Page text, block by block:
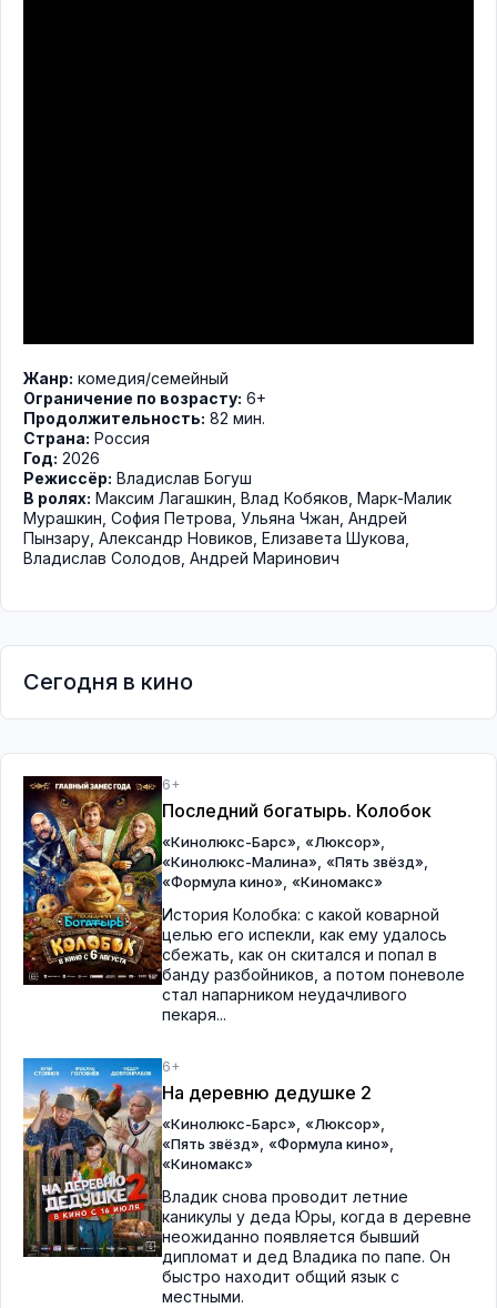
Жанр: комедия/семейный
Ограничение по возрасту: 6+
Продолжительность: 82 мин.
Страна: Россия
Год: 2026
Режиссёр: Владислав Богуш
В ролях: Максим Лагашкин, Влад Кобяков, Марк-Малик
Мурашкин, София Петрова, Ульяна Чжан, Андрей
Пынзару, Александр Новиков, Елизавета Шукова,
Владислав Солодов, Андрей Маринович
Сегодня в кино
6+
Последний богатырь. Колобок
«Кинолюкс-Барс», «Люксор»,
«Кинолюкс-Малина», «Пять звёзд»,
«Формула кино», «Киномакс»
История Колобка: с какой коварной
целью его испекли, как ему удалось
сбежать, как он скитался и попал в
банду разбойников, а потом поневоле
стал напарником неудачливого
пекаря...
6+
На деревню дедушке 2
«Кинолюкс-Барс», «Люксор»,
«Пять звёзд», «Формула кино»,
«Киномакс»
Владик снова проводит летние
каникулы у деда Юры, когда в деревне
неожиданно появляется бывший
дипломат и дед Владика по папе. Он
быстро находит общий язык с
местными.